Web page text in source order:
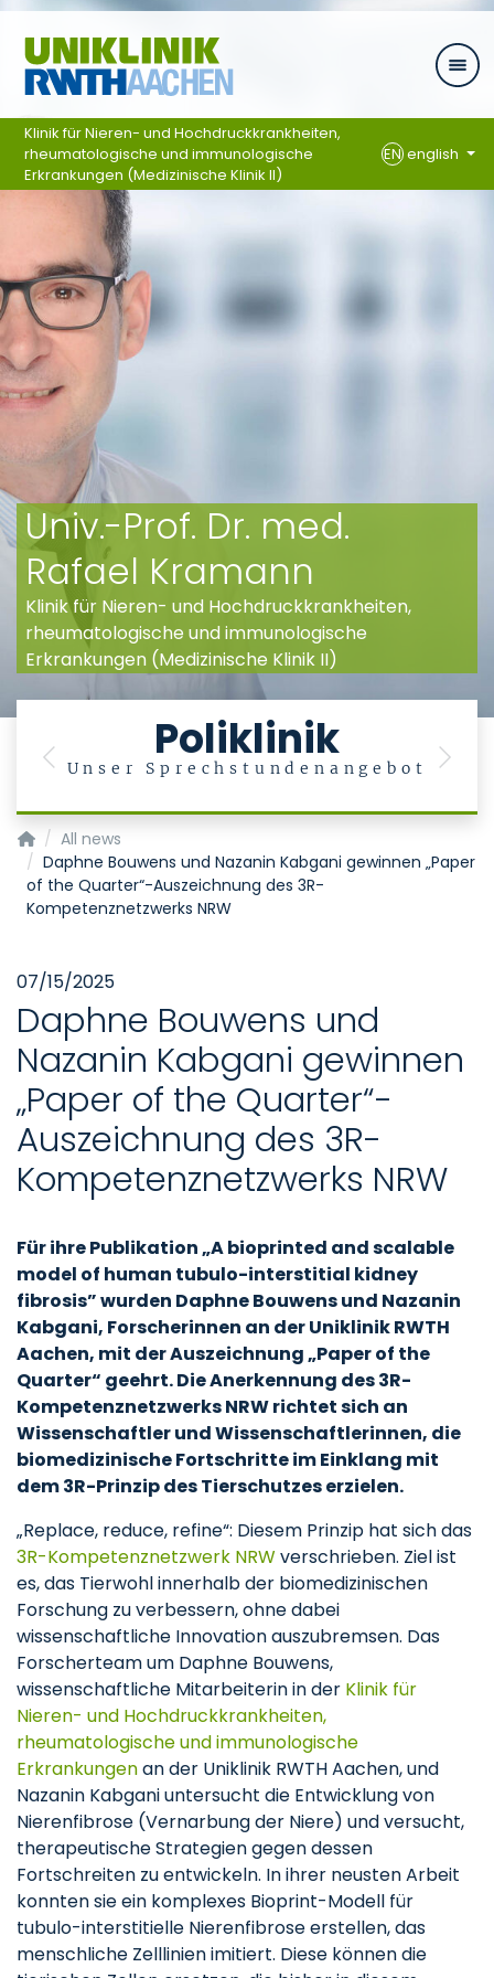
Skip navigation
Univ.-Prof. Dr. med.
Rafael Kramann
Klinik für Nieren- und Hochdruckkrankheiten,
rheumatologische und immunologische
Erkrankungen (Medizinische Klinik II)
Poliklinik
Unser Sprechstundenangebot
Previous Next
Klinik für Nieren- und Hochdruckkrankheiten,
rheumatologische und immunologische
Erkrankungen (Medizinische Klinik II)
EN english
Klinik für Nieren- und Hochdruckkrankheiten,
All news
Daphne Bouwens und Nazanin Kabgani gewinnen „Paper
of the Quarter“-Auszeichnung des 3R-
Kompetenznetzwerks NRW
07/15/2025
Daphne Bouwens und
Nazanin Kabgani gewinnen
„Paper of the Quarter“-
Auszeichnung des 3R-
Kompetenznetzwerks NRW
Für ihre Publikation „A bioprinted and scalable
model of human tubulo-interstitial kidney
fibrosis” wurden Daphne Bouwens und Nazanin
Kabgani, Forscherinnen an der Uniklinik RWTH
Aachen, mit der Auszeichnung „Paper of the
Quarter“ geehrt. Die Anerkennung des 3R-
Kompetenznetzwerks NRW richtet sich an
Wissenschaftler und Wissenschaftlerinnen, die
biomedizinische Fortschritte im Einklang mit
dem 3R-Prinzip des Tierschutzes erzielen.
„Replace, reduce, refine“: Diesem Prinzip hat sich das
3R-Kompetenznetzwerk NRWverschrieben. Ziel ist
es, das Tierwohl innerhalb der biomedizinischen
Forschung zu verbessern, ohne dabei
wissenschaftliche Innovation auszubremsen. Das
Forscherteam um Daphne Bouwens,
wissenschaftliche Mitarbeiterin in der Klinik für
Nieren- und Hochdruckkrankheiten,
rheumatologische und immunologische
Erkrankungenan der Uniklinik RWTH Aachen, und
Nazanin Kabgani untersucht die Entwicklung von
Nierenfibrose (Vernarbung der Niere) und versucht,
therapeutische Strategien gegen dessen
Fortschreiten zu entwickeln. In ihrer neusten Arbeit
konnten sie ein komplexes Bioprint-Modell für
tubulo-interstitielle Nierenfibrose erstellen, das
menschliche Zelllinien imitiert. Diese können die